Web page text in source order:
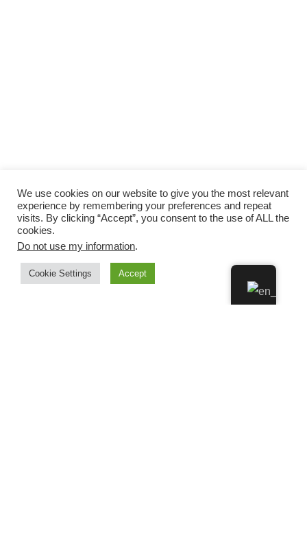
We use cookies on our website to give you the most relevant
experience by remembering your preferences and repeat
visits. By clicking “Accept”, you consent to the use of ALL the
cookies.
Do not use my information.
Cookie Settings Accept